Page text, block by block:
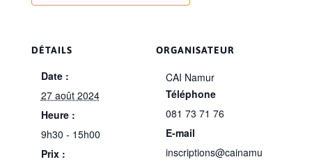
DÉTAILS
Date :
27 août 2024
Heure :
9h30 - 15h00
Prix :
ORGANISATEUR
CAI Namur
Téléphone
081 73 71 76
E-mail
inscriptions@cainamu